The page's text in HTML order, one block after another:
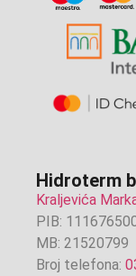
Hidroterm
Kraljevića
PIB:
MB: 21520799
Broj telefona: